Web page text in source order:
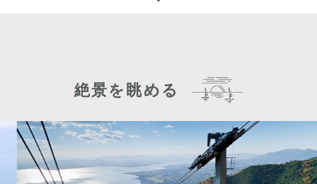
https://www.hikoneshi.com/
絶景を眺める